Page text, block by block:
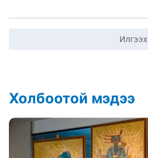
Илгээх
Холбоотой мэдээ